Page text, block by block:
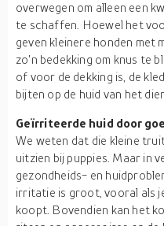
overwegen om alleen een
te schaffen. Hoewel het
geven kleinere honden met
zo'n bedekking om knus te
of voor de dekking is, de
bijten op de huid van het dier.
Geïrriteerde huid door
We weten dat die kleine
uitzien bij puppies. Maar in
gezondheids- en
irritatie is groot, vooral als
koopt. Bovendien kan het